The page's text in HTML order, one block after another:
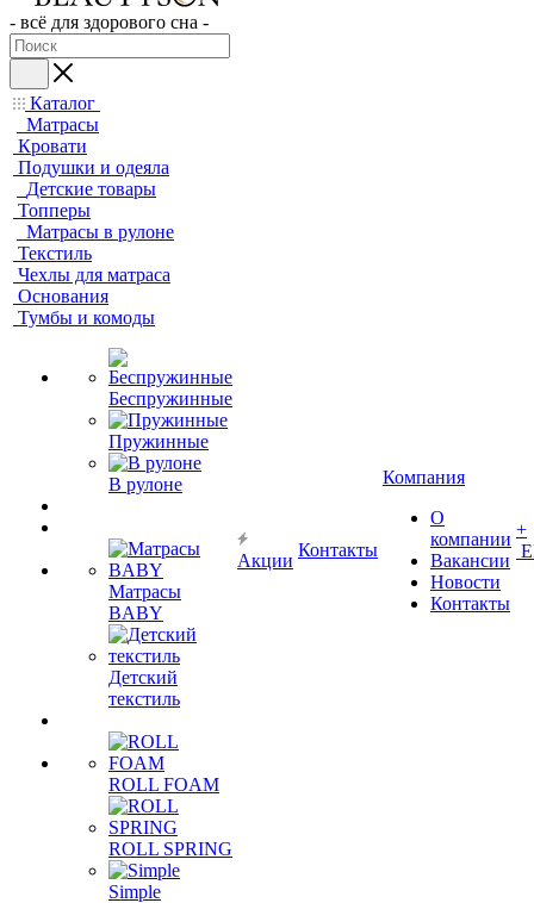
- всё для здорового сна -
Каталог
Матрасы
Кровати
Подушки и одеяла
Детские товары
Топперы
Матрасы в рулоне
Текстиль
Чехлы для матраса
Основания
Тумбы и комоды
Беспружинные
Пружинные
В рулоне
Матрасы
BABY
Детский
текстиль
ROLL FOAM
ROLL SPRING
Simple
Акции
Контакты
Компания
О
компании
Вакансии
Новости
Контакты
+